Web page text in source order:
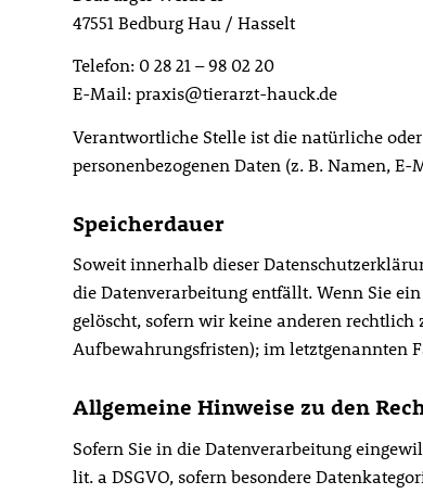
47551 Bedburg Hau / Hasselt
Telefon: 0 28 21 – 98 02 20
E-Mail: praxis@tierarzt-hauck.de
Verantwortliche Stelle ist die natürliche
personenbezogenen Daten (z. B. Namen,
Speicherdauer
Soweit innerhalb dieser
die Datenverarbeitung entfällt. Wenn Sie
gelöscht, sofern wir keine anderen rechtlich
Aufbewahrungsfristen); im letztgenannten
Allgemeine Hinweise zu den
Sofern Sie in die Datenverarbeitung
lit. a DSGVO, sofern besondere